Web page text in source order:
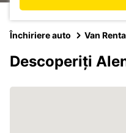
Închiriere auto Van
Descoperiți